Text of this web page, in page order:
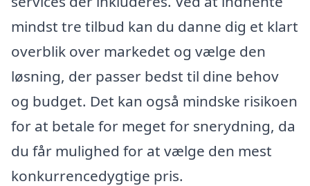
mindst tre tilbud kan du danne dig et klart
overblik over markedet og vælge den
løsning, der passer bedst til dine behov
og budget. Det kan også mindske risikoen
for at betale for meget for snerydning, da
du får mulighed for at vælge den mest
konkurrencedygtige pris.